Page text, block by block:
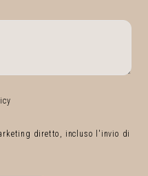
diretto, incluso l'invio di